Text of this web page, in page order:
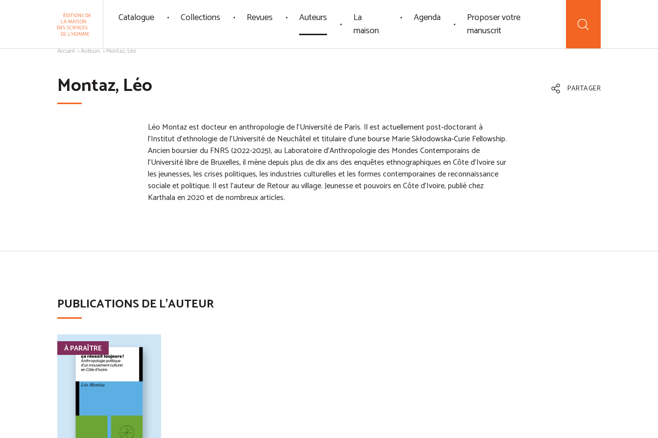
Catalogue Collections Revues Auteurs
La
maison
Agenda
Proposer votre
manuscrit
Accueil Auteurs Montaz, Léo
Montaz, Léo
Léo Montaz est docteur en anthropologie de l'Université de Paris. Il est actuellement post-doctorant à
l’Institut d’ethnologie de l’Université de Neuchâtel et titulaire d’une bourse Marie Skłodowska-Curie Fellowship.
Ancien boursier du FNRS (2022-2025), au Laboratoire d’Anthropologie des Mondes Contemporains de
l’Université libre de Bruxelles, il mène depuis plus de dix ans des enquêtes ethnographiques en Côte d’Ivoire sur
les jeunesses, les crises politiques, les industries culturelles et les formes contemporaines de reconnaissance
sociale et politique. Il est l’auteur de Retour au village. Jeunesse et pouvoirs en Côte d’Ivoire, publié chez
Karthala en 2020 et de nombreux articles.
PARTAGER
PUBLICATIONS DE L'AUTEUR
À PARAÎTRE